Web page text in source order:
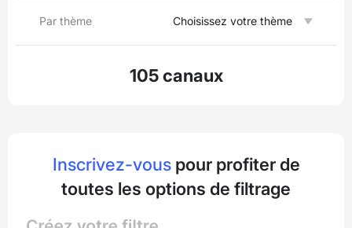
Par thème Choisissez votre thème
105 canaux
Inscrivez-vouspour profiter de
toutes les options de filtrage